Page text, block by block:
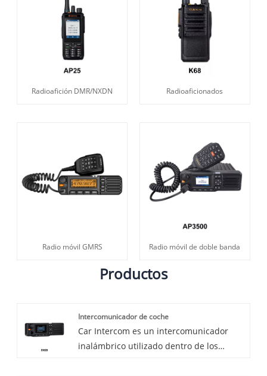
Radioafición DMR/NXDN Radioaficionados
Radio móvil GMRS Radio móvil de doble banda
Productos
Intercomunicador de coche
Car Intercom es un intercomunicador
inalámbrico utilizado dentro de los